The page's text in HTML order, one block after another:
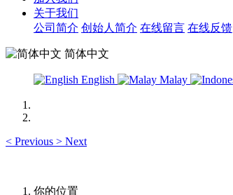
关于我们
公司简介 创始人简介 在线留言 在线反馈
简体中文
English Malay
< Previous > Next
你的位置